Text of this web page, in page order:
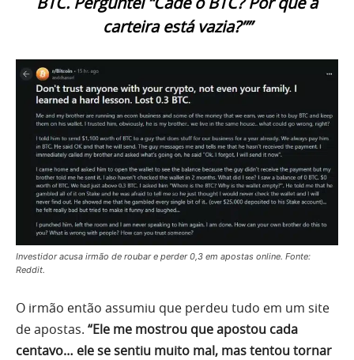
carteira está vazia?””
Investidor acusa irmão de roubar e perder 0,3 em apostas online. Fonte:
Reddit.
O irmão então assumiu que perdeu tudo em um site
de apostas. “Ele me mostrou que apostou cada
centavo… ele se sentiu muito mal, mas tentou tornar